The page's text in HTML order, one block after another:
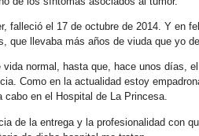
falleció el 17 de octubre de 2014. Y en
que llevaba más años de viuda que yo
vida normal, hasta que, hace unos días,
Como en la actualidad estoy
cabo en el Hospital de La Princesa.
de la entrega y la profesionalidad con